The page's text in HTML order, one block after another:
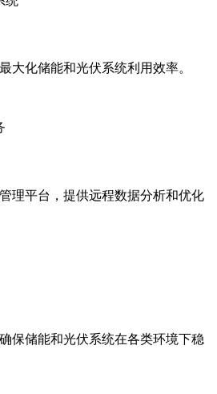
大化储能和光伏系统利用效率。
理平台，提供远程数据分析和优化
保储能和光伏系统在各类环境下稳